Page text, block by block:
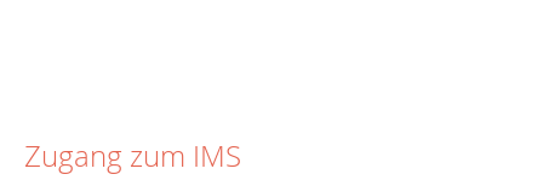
Zugang zum IMS